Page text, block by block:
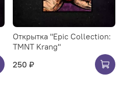
Открытка "Epic Collection:
TMNT Krang"
250 ₽